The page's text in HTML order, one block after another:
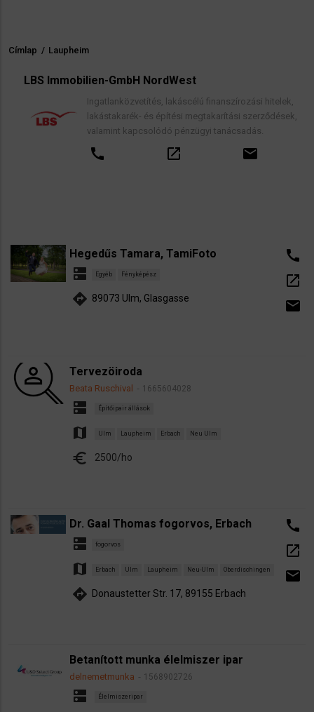
Morzsa
Címlap / Laupheim
LBS Immobilien-GmbH NordWest
Ingatlanközvetítés, lakáscélú finanszírozási hitelek,
lakástakarék- és építési megtakarítási szerződések,
valamint kapcsolódó pénzügyi tanácsadás.
call open_in_new email
Hegedűs Tamara, TamiFoto
dns Egyéb Fényképész
directions 89073 Ulm, Glasgasse
call
open_in_new
email
Tervezöiroda
Beata Ruschival 1665604028
dns Építőipair állások
map Ulm Laupheim Erbach Neu Ulm
euro 2500/ho
Dr. Gaal Thomas fogorvos, Erbach
dns fogorvos
map Erbach Ulm Laupheim Neu-Ulm Oberdischingen
directions Donaustetter Str. 17, 89155 Erbach
call
open_in_new
email
Betanított munka élelmiszer ipar
delnemetmunka 1568902726
dns Élelmiszeripar